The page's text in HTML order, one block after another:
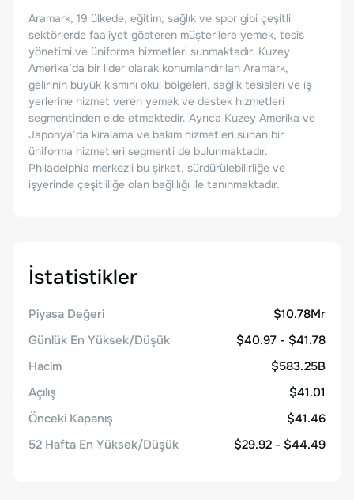
Aramark, 19 ülkede, eğitim, sağlık ve spor gibi çeşitli
sektörlerde faaliyet gösteren müşterilere yemek, tesis
yönetimi ve üniforma hizmetleri sunmaktadır. Kuzey
Amerika’da bir lider olarak konumlandırılan Aramark,
gelirinin büyük kısmını okul bölgeleri, sağlık tesisleri ve iş
yerlerine hizmet veren yemek ve destek hizmetleri
segmentinden elde etmektedir. Ayrıca Kuzey Amerika ve
Japonya’da kiralama ve bakım hizmetleri sunan bir
üniforma hizmetleri segmenti de bulunmaktadır.
Philadelphia merkezli bu şirket, sürdürülebilirliğe ve
işyerinde çeşitliliğe olan bağlılığı ile tanınmaktadır.
İstatistikler
Piyasa Değeri
$10.78Mr
Günlük En Yüksek/Düşük
$40.97 - $41.78
Hacim
$583.25B
Açılış
$41.01
Önceki Kapanış
$41.46
52 Hafta En Yüksek/Düşük
$29.92 - $44.49